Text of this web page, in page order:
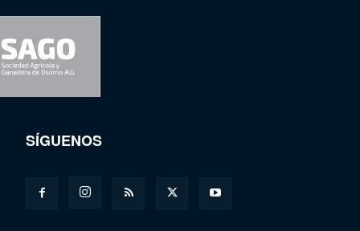
SÍGUENOS